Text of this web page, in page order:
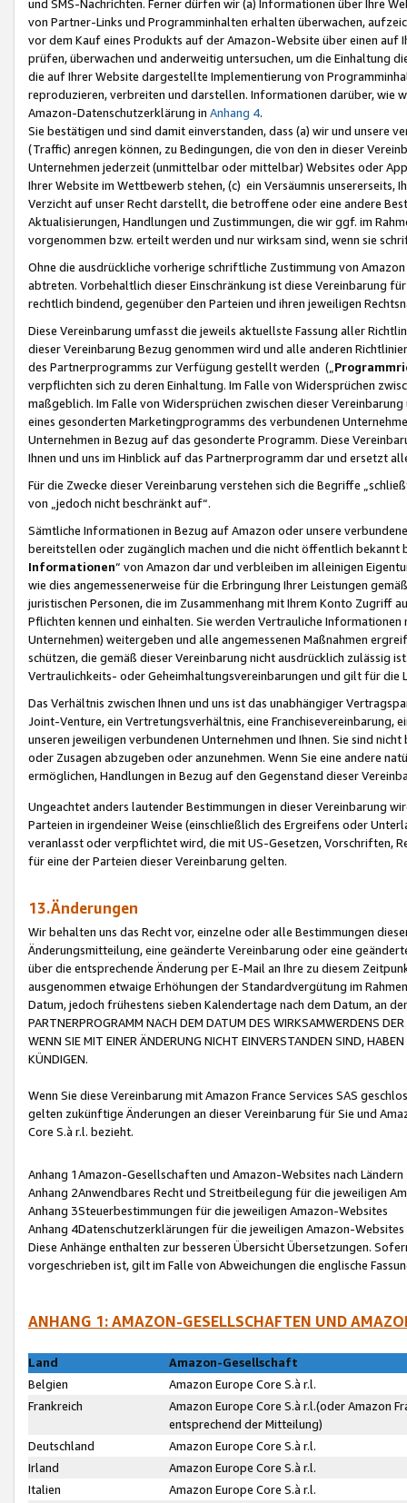
und SMS-Nachrichten. Ferner dürfen wir (a) Informationen über Ihre
von Partner-Links und Programminhalten erhalten überwachen,
vor dem Kauf eines Produkts auf der Amazon-Website über einen
prüfen, überwachen und anderweitig untersuchen, um die Einhaltung
die auf Ihrer Website dargestellte Implementierung von
reproduzieren, verbreiten und darstellen. Informationen darüber, wie
Amazon-Datenschutzerklärung in Anhang 4.
Sie bestätigen und sind damit einverstanden, dass (a) wir und
(Traffic) anregen können, zu Bedingungen, die von den in dieser
Unternehmen jederzeit (unmittelbar oder mittelbar) Websites oder
Ihrer Website im Wettbewerb stehen, (c) ein Versäumnis unsererseits,
Verzicht auf unser Recht darstellt, die betroffene oder eine andere
Aktualisierungen, Handlungen und Zustimmungen, die wir ggf. im
vorgenommen bzw. erteilt werden und nur wirksam sind, wenn sie
Ohne die ausdrückliche vorherige schriftliche Zustimmung von
abtreten. Vorbehaltlich dieser Einschränkung ist diese Vereinbarung
rechtlich bindend, gegenüber den Parteien und ihren jeweiligen
Diese Vereinbarung umfasst die jeweils aktuellste Fassung aller
dieser Vereinbarung Bezug genommen wird und alle anderen
des Partnerprogramms zur Verfügung gestellt werden („
verpflichten sich zu deren Einhaltung. Im Falle von Widersprüchen
maßgeblich. Im Falle von Widersprüchen zwischen dieser
eines gesonderten Marketingprogramms des verbundenen
Unternehmen in Bezug auf das gesonderte Programm. Diese
Ihnen und uns im Hinblick auf das Partnerprogramm dar und ersetzt
Für die Zwecke dieser Vereinbarung verstehen sich die Begriffe
von „jedoch nicht beschränkt auf“.
Sämtliche Informationen in Bezug auf Amazon oder unsere
bereitstellen oder zugänglich machen und die nicht öffentlich
Informationen“ von Amazon dar und verbleiben im alleinigen
wie dies angemessenerweise für die Erbringung Ihrer Leistungen
juristischen Personen, die im Zusammenhang mit Ihrem Konto
Pflichten kennen und einhalten. Sie werden Vertrauliche
Unternehmen) weitergeben und alle angemessenen Maßnahmen
schützen, die gemäß dieser Vereinbarung nicht ausdrücklich zulässig
Vertraulichkeits- oder Geheimhaltungsvereinbarungen und gilt für die
Das Verhältnis zwischen Ihnen und uns ist das unabhängiger
Joint-Venture, ein Vertretungsverhältnis, eine Franchisevereinbarung,
unseren jeweiligen verbundenen Unternehmen und Ihnen. Sie sind
oder Zusagen abzugeben oder anzunehmen. Wenn Sie eine andere
ermöglichen, Handlungen in Bezug auf den Gegenstand dieser
Ungeachtet anders lautender Bestimmungen in dieser Vereinbarung
Parteien in irgendeiner Weise (einschließlich des Ergreifens oder
veranlasst oder verpflichtet wird, die mit US-Gesetzen, Vorschriften,
für eine der Parteien dieser Vereinbarung gelten.
13.Änderungen
Wir behalten uns das Recht vor, einzelne oder alle Bestimmungen
Änderungsmitteilung, eine geänderte Vereinbarung oder eine
über die entsprechende Änderung per E-Mail an Ihre zu diesem
ausgenommen etwaige Erhöhungen der Standardvergütung im
Datum, jedoch frühestens sieben Kalendertage nach dem Datum, an
PARTNERPROGRAMM NACH DEM DATUM DES WIRKSAMWERDENS
WENN SIE MIT EINER ÄNDERUNG NICHT EINVERSTANDEN SIND,
KÜNDIGEN.
Wenn Sie diese Vereinbarung mit Amazon France Services SAS
gelten zukünftige Änderungen an dieser Vereinbarung für Sie und
Core S.à r.l. bezieht.
Anhang 1Amazon-Gesellschaften und Amazon-Websites nach Ländern
Anhang 2Anwendbares Recht und Streitbeilegung für die jeweiligen
Anhang 3Steuerbestimmungen für die jeweiligen Amazon-Websites
Anhang 4Datenschutzerklärungen für die jeweiligen Amazon-Websites
Diese Anhänge enthalten zur besseren Übersicht Übersetzungen.
vorgeschrieben ist, gilt im Falle von Abweichungen die englische
ANHANG 1: AMAZON-GESELLSCHAFTEN UND
Land
Amazon-Gesellschaft
Belgien
Amazon Europe Core S.à r.l.
Frankreich
Amazon Europe Core S.à r.l.(oder Amazon
entsprechend der Mitteilung)
Deutschland
Amazon Europe Core S.à r.l.
Irland
Amazon Europe Core S.à r.l.
Italien
Amazon Europe Core S.à r.l.